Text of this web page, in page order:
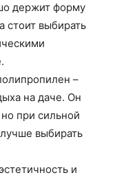
держит форму
стоит выбирать
–
на даче. Он
при сильной
выбирать
и